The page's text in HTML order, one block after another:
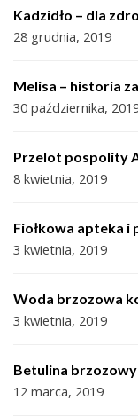
Kadzidło – dla
28 grudnia, 2019
Melisa – historia
30 października,
Przelot pospolity
8 kwietnia, 2019
Fiołkowa apteka i
3 kwietnia, 2019
Woda brzozowa
3 kwietnia, 2019
Betulina brzozowy
12 marca, 2019